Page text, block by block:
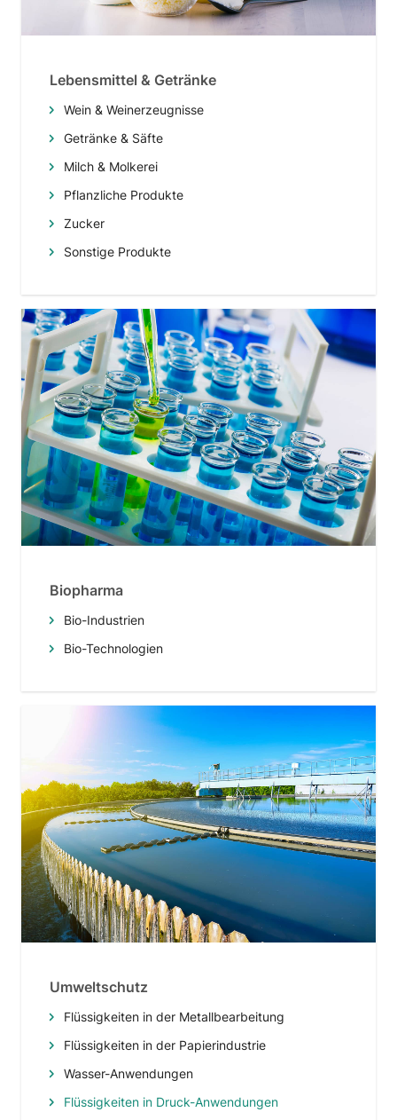
Lebensmittel & Getränke
Wein & Weinerzeugnisse
Getränke & Säfte
Milch & Molkerei
Pflanzliche Produkte
Zucker
Sonstige Produkte
Biopharma
Bio-Industrien
Bio-Technologien
Umweltschutz
Flüssigkeiten in der Metallbearbeitung
Flüssigkeiten in der Papierindustrie
Wasser-Anwendungen
Flüssigkeiten in Druck-Anwendungen